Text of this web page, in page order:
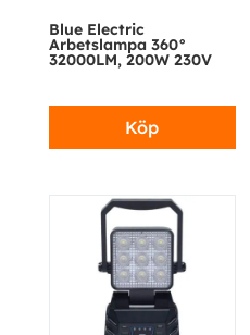
Blue Electric
Arbetslampa 360°
32000LM, 200W 230V
Köp